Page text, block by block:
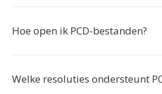
Hoe open ik PCD-bestanden?
Welke resoluties ondersteunt